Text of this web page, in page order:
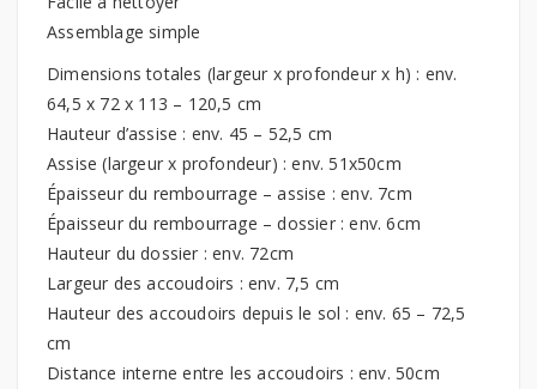
Assemblage simple
Dimensions totales (largeur x profondeur x h) : env.
64,5 x 72 x 113 – 120,5 cm
Hauteur d’assise : env. 45 – 52,5 cm
Assise (largeur x profondeur) : env. 51x50cm
Épaisseur du rembourrage – assise : env. 7cm
Épaisseur du rembourrage – dossier : env. 6cm
Hauteur du dossier : env. 72cm
Largeur des accoudoirs : env. 7,5 cm
Hauteur des accoudoirs depuis le sol : env. 65 – 72,5
cm
Distance interne entre les accoudoirs : env. 50cm